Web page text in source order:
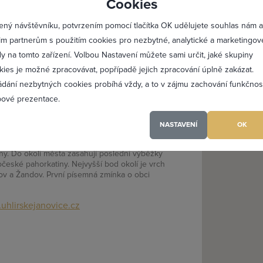
Cookies
návštěvníku, potvrzením pomocí tlačítka OK udělujete souhlas nám a
partnerům s použitím cookies pro nezbytné, analytické a
na tomto zařízení. Volbou Nastavení můžete sami určit, jaké skupiny
je možné zpracovávat, popřípadě jejich zpracování úplně zakázat.
nezbytných cookies probíhá vždy, a to v zájmu zachování
prezentace.
NASTAVENÍ OK
Janovice -
od Kutné Hory na mírně zvlněné planině,
Do okolí města zasahují poslední výběžky
pahorkatiny. Nejvyšší bod okolí je vrch
a Žandov. První písemná zmínka o obci
jsem heslo
Profesionální přístup k
Vždy aktuální